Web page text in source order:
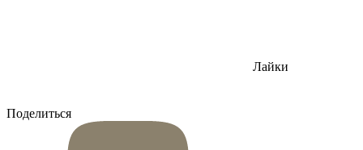
Лайки
Поделиться